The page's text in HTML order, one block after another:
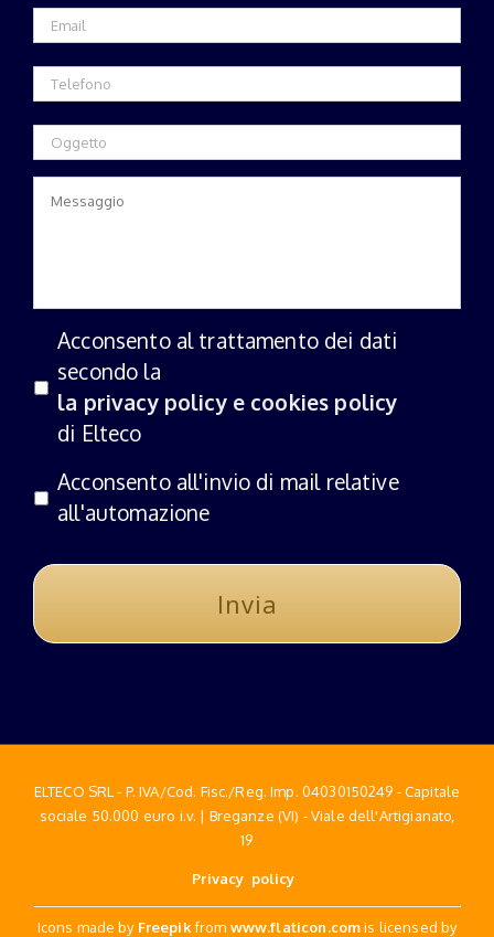
Acconsento al trattamento dei dati
secondo la
la privacy policy e cookies policy
di Elteco
Acconsento all'invio di mail relative
all'automazione
ELTECO SRL - P. IVA/Cod. Fisc./Reg. Imp. 04030150249 - Capitale
sociale 50.000 euro i.v. | Breganze (VI) - Viale dell'Artigianato,
19
Privacy policy
Icons made by Freepikfrom www.flaticon.comis licensed by